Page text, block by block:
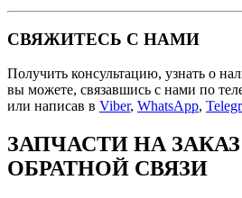
СВЯЖИТЕСЬ С НАМИ
Получить консультацию, узнать о
вы можете, связавшись с нами по
или написав в Viber, WhatsApp,
ЗАПЧАСТИ НА ЗАКАЗ
ОБРАТНОЙ СВЯЗИ